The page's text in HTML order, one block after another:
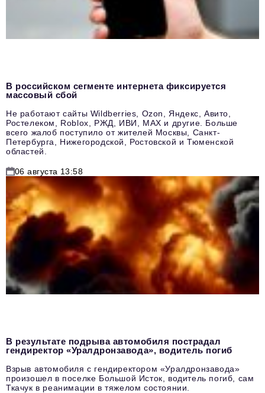
В российском сегменте интернета фиксируется
массовый сбой
Не работают сайты Wildberries, Ozon, Яндекс, Авито,
Ростелеком, Roblox, РЖД, ИВИ, MAX и другие. Больше
всего жалоб поступило от жителей Москвы, Санкт-
Петербурга, Нижегородской, Ростовской и Тюменской
областей.
06 августа 13:58
В результате подрыва автомобиля пострадал
гендиректор «Уралдронзавода», водитель погиб
Взрыв автомобиля с гендиректором «Уралдронзавода»
произошел в поселке Большой Исток, водитель погиб, сам
Ткачук в реанимации в тяжелом состоянии.